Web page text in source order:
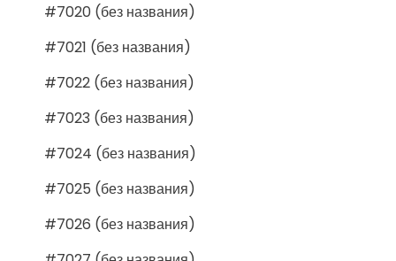
#7020 (без названия)
#7021 (без названия)
#7022 (без названия)
#7023 (без названия)
#7024 (без названия)
#7025 (без названия)
#7026 (без названия)